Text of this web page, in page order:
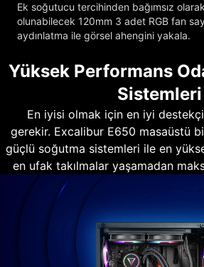
Ek soğutucu tercihinden bağımsız
olunabilecek 120mm 3 adet RGB fan
aydınlatma ile görsel ahengini yakala.
Yüksek Performans
Sistemleri
En iyisi olmak için en iyi
gerekir. Excalibur E650 masaüstü
güçlü soğutma sistemleri ile en
en ufak takılmalar yaşamadan